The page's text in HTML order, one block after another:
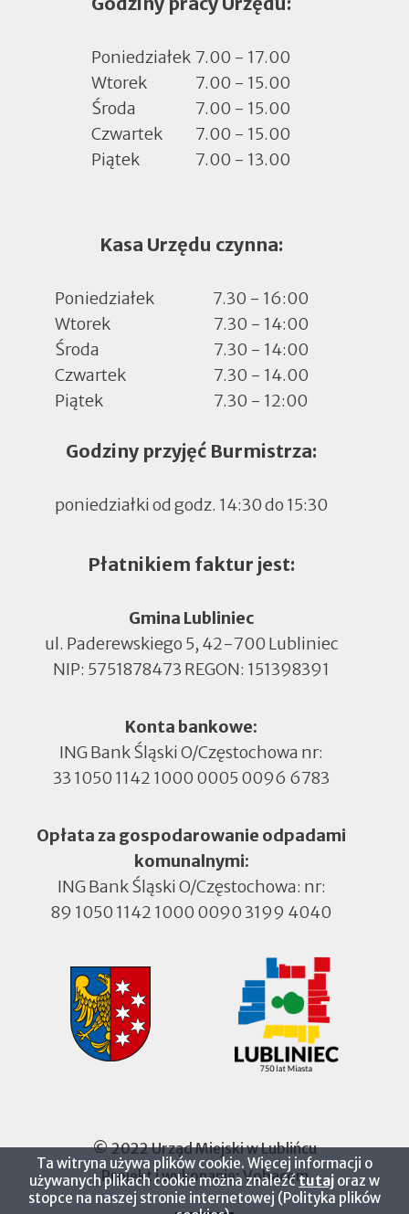
zakładce
Poniedziałek 7.00 - 17.00
Wtorek
7.00 - 15.00
Środa
7.00 - 15.00
Czwartek
7.00 - 15.00
Piątek
7.00 - 13.00
Kasa Urzędu czynna:
Poniedziałek
7.30 - 16:00
Wtorek
7.30 - 14:00
Środa
7.30 - 14:00
Czwartek
7.30 - 14.00
Piątek
7.30 - 12:00
Godziny przyjęć Burmistrza:
poniedziałki od godz. 14:30 do 15:30
Płatnikiem faktur jest:
Gmina Lubliniec
ul. Paderewskiego 5, 42-700 Lubliniec
NIP: 5751878473 REGON: 151398391
Konta bankowe:
ING Bank Śląski O/Częstochowa nr:
33 1050 1142 1000 0005 0096 6783
Opłata za gospodarowanie odpadami
komunalnymi:
ING Bank Śląski O/Częstochowa: nr:
89 1050 1142 1000 0090 3199 4040
© 2022 Urząd Miejski w Lublińcu
Projekt i wykonanie:VobacomOtworzy
się
Ta witryna używa plików cookie. Więcej informacji o
używanych plikach cookie można znaleźćtutaj oraz w
stopce na naszej stronie internetowej (Polityka plików